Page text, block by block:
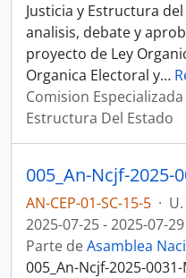
Justicia y Estructura
analisis, debate y
proyecto de Ley
Organica Electoral y…
Comision
Estructura Del Estado
AN-CEP-01-SC-15-5 ·
2025-07-25 - 2025-07-29
Parte deAsamblea
005_An-Ncjf-2025-